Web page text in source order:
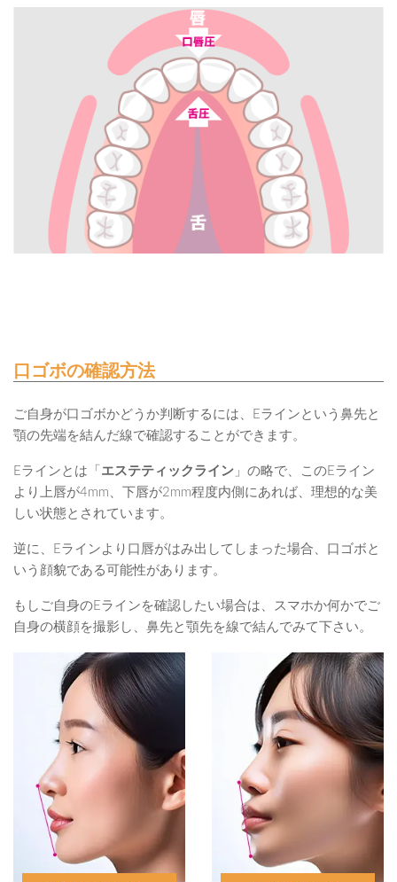
口ゴボの確認方法
ご自身が口ゴボかどうか判断するには、Eラインという鼻先と
顎の先端を結んだ線で確認することができます。
Eラインとは「 エステティックライン 」の略で、このEライン
より上唇が4mm、下唇が2mm程度内側にあれば、理想的な美
しい状態とされています。
逆に、Eラインより口唇がはみ出してしまった場合、口ゴボと
いう顔貌である可能性があります。
もしご自身のEラインを確認したい場合は、スマホか何かでご
自身の横顔を撮影し、鼻先と顎先を線で結んでみて下さい。